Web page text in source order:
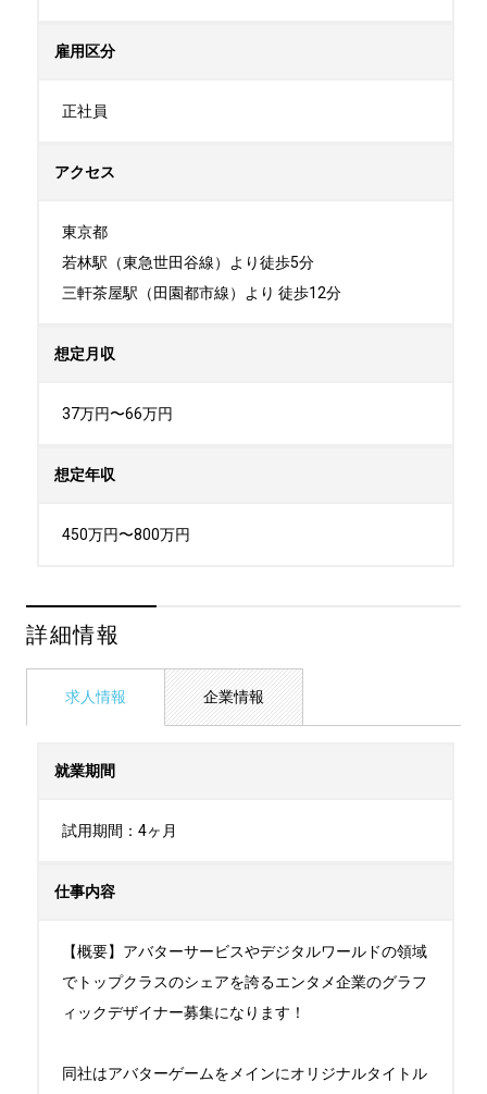
雇用区分
正社員
アクセス
東京都
若林駅（東急世田谷線）より徒歩5分
三軒茶屋駅（田園都市線）より 徒歩12分
想定月収
37万円〜66万円
想定年収
450万円〜800万円
詳細情報
求人情報 企業情報
就業期間
試用期間：4ヶ月
仕事内容
【概要】アバターサービスやデジタルワールドの領域
でトップクラスのシェアを誇るエンタメ企業のグラフ
ィックデザイナー募集になります！
同社はアバターゲームをメインにオリジナルタイトル